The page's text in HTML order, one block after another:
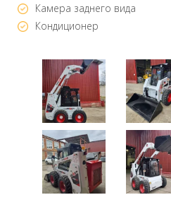
Камера заднего вида
Кондиционер